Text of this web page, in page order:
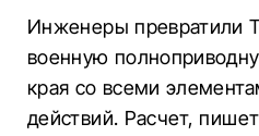
Инженеры превратили
военную
края со всеми
действий. Расчет, пишет